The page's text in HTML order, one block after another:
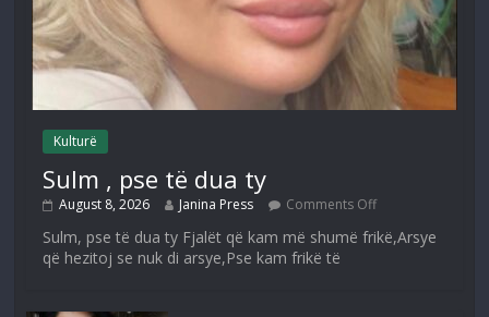
Kulturë
Sulm , pse të dua ty
August 8, 2026 Janina Press Comments Off
Sulm, pse të dua ty Fjalët që kam më shumë frikë,Arsye
që hezitoj se nuk di arsye,Pse kam frikë të